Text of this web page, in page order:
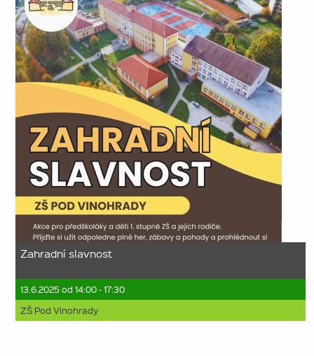
Zahradní slavnost
13.6.2025 od 14:00 - 17:30
ZŠ Pod Vinohrady